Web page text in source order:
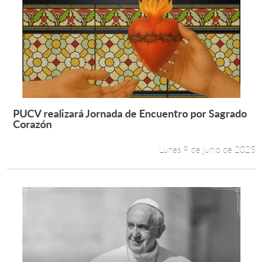
Leer más +
PUCV realizará Jornada de Encuentro por Sagrado
Corazón
Lunes 9 de junio de 2025